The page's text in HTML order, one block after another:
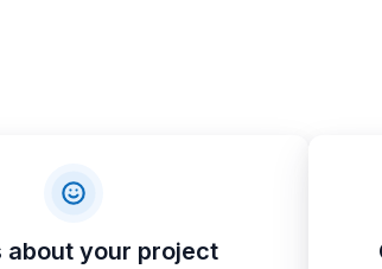
about your project